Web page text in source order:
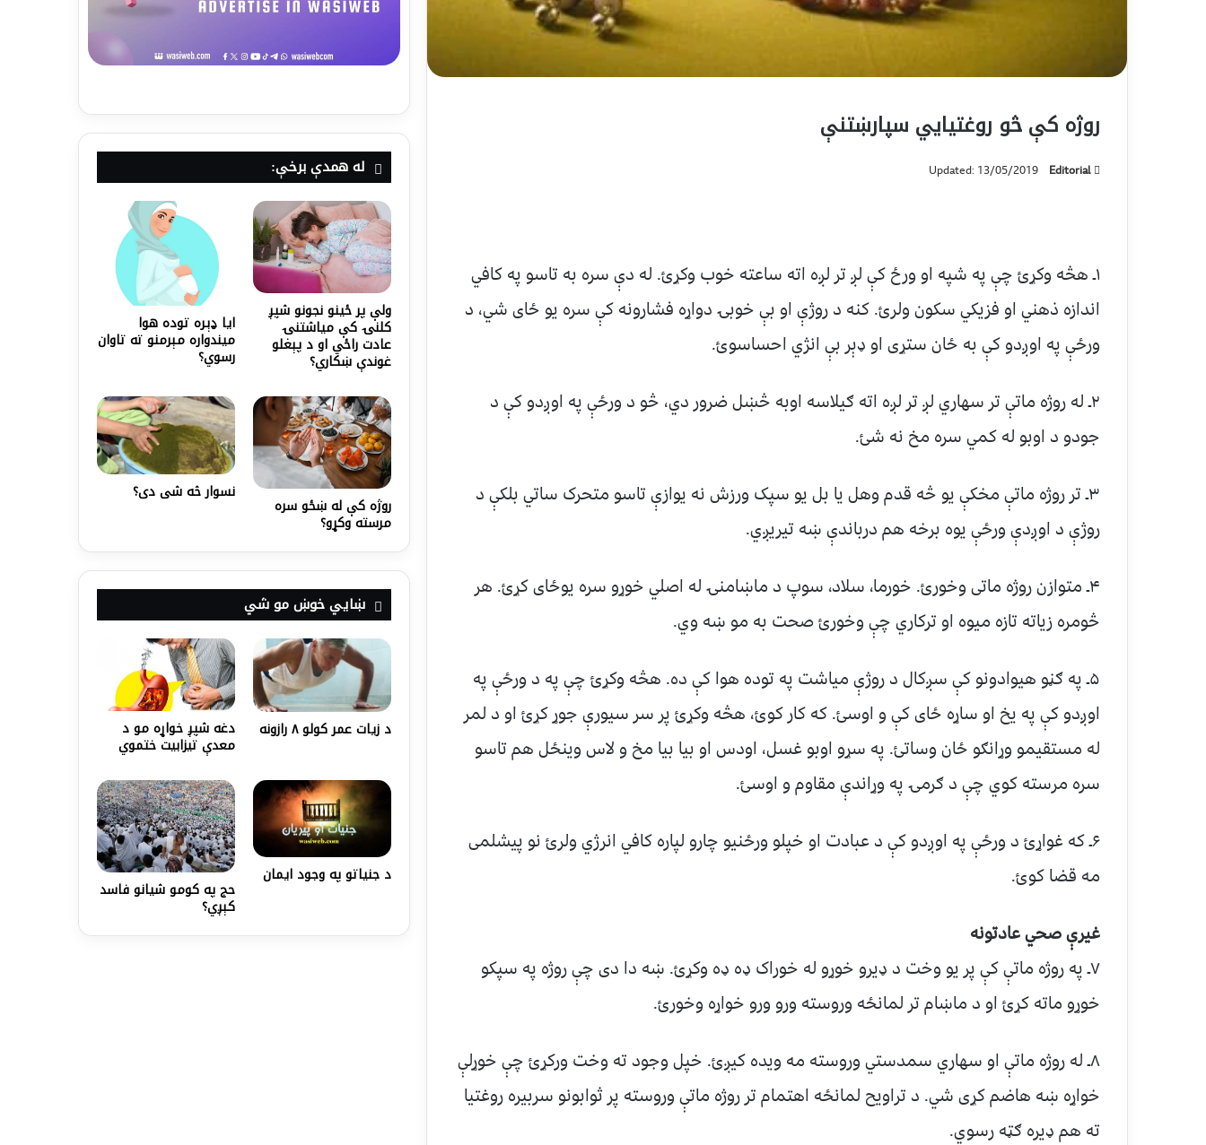
روژه کې څو روغتیايي سپارښتنې
Editorial
Updated: 13/05/2019
۱ـ هڅه وکړئ چې په شپه او ورځ کې لږ تر لږه اته ساعته خوب وکړئ. له دې سره به تاسو په کافي
اندازه ذهني او فزیکي سکون ولرئ. کنه د روژې او بې خوبۍ دواړه فشارونه کې سره یو ځای شي، د
ورځې په اوږدو کې به ځان ستړی او ډېر بې انژي احساسوئ.
۲ـ له روژه ماتې تر سهاري لږ تر لږه اته ګیلاسه اوبه څښل ضرور دي، څو د ورځې په اوږدو کې د
جودو د اوبو له کمي سره مخ نه شئ.
۳ـ تر روژه ماتې مخکې یو څه قدم وهل یا بل یو سپک ورزش نه یوازې تاسو متحرک ساتي بلکې د
روژې د اوږدې ورځې یوه برخه هم درباندې ښه تیریږي.
۴ـ متوازن روژه ماتی وخورئ. خورما، سلاد، سوپ د ماښامنۍ له اصلي خوړو سره یوځای کړئ. هر
څومره زیاته تازه میوه او ترکاري چې وخورئ صحت به مو ښه وي.
۵ـ په ګڼو هیوادونو کې سږکال د روژې میاشت په توده هوا کې ده. هڅه وکړئ چې په د ورځې په
اوږدو کې په یخ او ساړه ځای کې و اوسئ. که کار کوئ، هڅه وکړئ پر سر سیورې جوړ کړئ او د لمر
له مستقیمو وړانګو ځان وساتئ. په سړو اوبو غسل، اودس او بیا بیا مخ و لاس وینځل هم تاسو
سره مرسته کوي چې د ګرمۍ په وړاندې مقاوم و اوسئ.
۶ـ که غواړئ د ورځې په اوږدو کې د عبادت او خپلو ورځنیو چارو لپاره کافي انرژي ولرئ نو پیشلمی
مه قضا کوئ.
غیرې صحي عادتونه
۷ـ په روژه ماتې کې پر یو وخت د ډیرو خوړو له خوراک ډه ډه وکړئ. ښه دا دی چې روژه په سپکو
خوړو ماته کړئ او د ماښام تر لمانځه وروسته ورو ورو خواړه وخورئ.
۸ـ له روژه ماتې او سهاري سمدستي وروسته مه ویده کیږئ. خپل وجود ته وخت ورکړئ چې خوړلې
خواړه ښه هاضم کړی شي. د تراویح لمانځه اهتمام تر روژه ماتې وروسته پر ثوابونو سربیره روغتیا
ته هم ډیره ګټه رسوي.
له همدې برخې:
ولې پر ځينو نجونو شپږ
کلنۍ کې میاشتنۍ
عادت راځي او د پېغلو
غوندې ښکاري؟
ایا ډېره توده هوا
میندواره مېرمنو ته تاوان
رسوي؟
روژه کې له ښځو سره
مرسته وکړو؟
نسوار څه شی دی؟
ښايي خوښ مو شي
د زیات عمر کولو ۸ رازونه دغه شپږ خواړه مو د
معدې تیزابیت ختموي
د جنياتو په وجود ايمان
حج په کومو شیانو فاسد
کېږي؟